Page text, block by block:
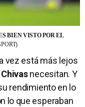
BIEN VISTO POR EL
vez está más lejos
Chivasnecesitan. Y
rendimiento en lo
lo que esperaban